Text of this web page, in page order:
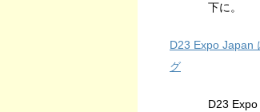
下に。
D23 Expo Japan
グ
D23 Expo